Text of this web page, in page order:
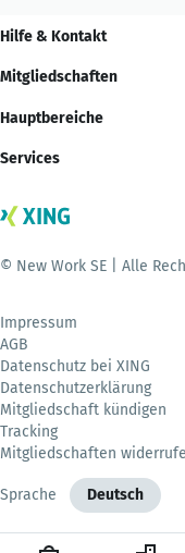
Hilfe & Kontakt
Mitgliedschaften
Hauptbereiche
Services
© New Work SE | Alle
Impressum
AGB
Datenschutz bei XING
Datenschutzerklärung
Mitgliedschaft kündigen
Tracking
Mitgliedschaften
Sprache Deutsch